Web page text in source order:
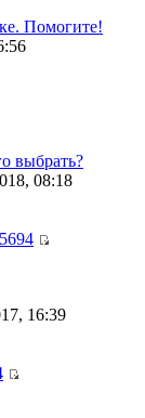
Помогите!
выбрать?
08:18
16:39